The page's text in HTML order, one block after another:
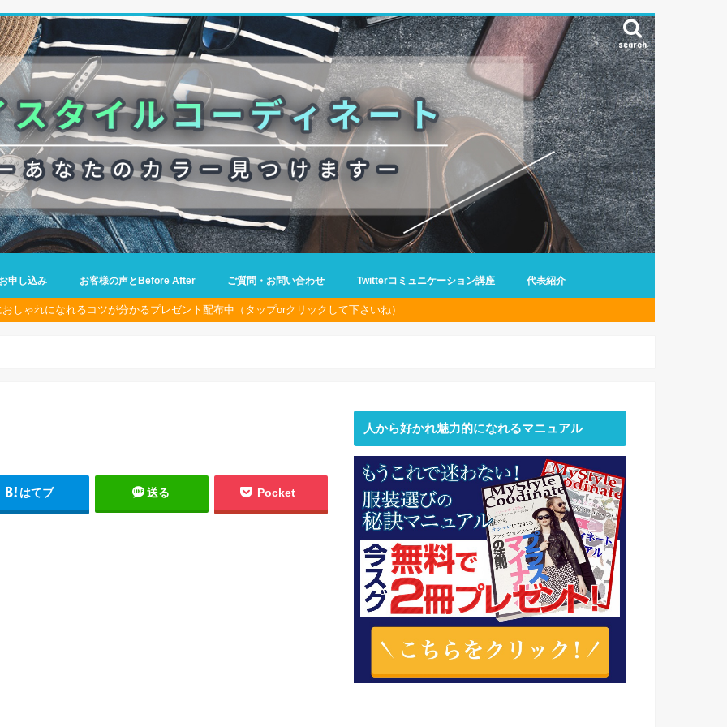
search
申し込み お客様の声とBefore After ご質問・お問い合わせ Twitterコミュニケーション講座 代表紹介
しゃれになれるコツが分かるプレゼント配布中（タップorクリックして下さいね）
はてブ 送る Pocket
人から好かれ魅力的になれるマニュアル